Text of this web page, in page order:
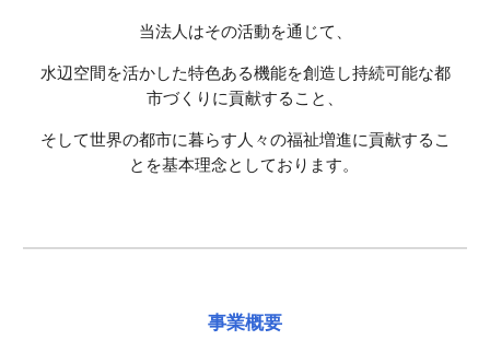
当法人はその活動を通じて、
水辺空間を活かした特色ある機能を創造し持続可能な都
市づくりに貢献すること、
そして世界の都市に暮らす人々の福祉増進に貢献するこ
とを基本理念としております。
事業概要